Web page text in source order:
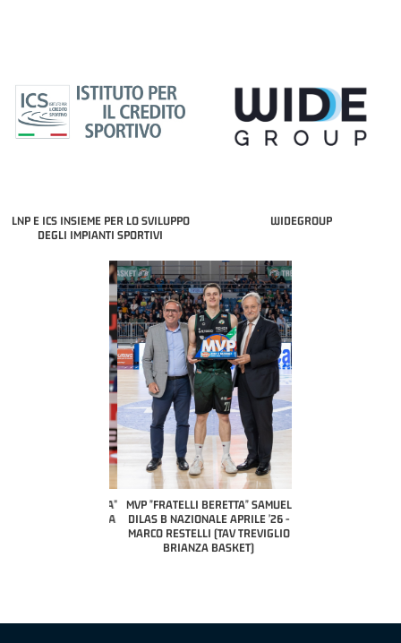
LNP E ICS INSIEME PER LO SVILUPPO
DEGLI IMPIANTI SPORTIVI
WIDEGROUP
MVP "FRATELLI BERETTA" SAMUEL
DILAS B NAZIONALE APRILE '26 -
MARCO RESTELLI (TAV TREVIGLIO
BRIANZA BASKET)